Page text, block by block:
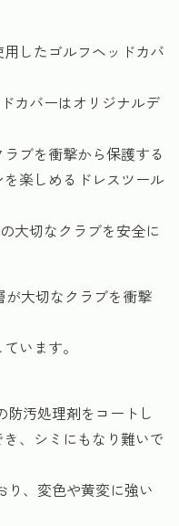
したゴルフヘッドカバ
ドカバーはオリジナルデ
ブを衝撃から保護する
楽しめるドレスツール
大切なクラブを安全に
が大切なクラブを衝撃
います。
防汚処理剤をコートし
、シミにもなり難いで
り、変色や黄変に強い